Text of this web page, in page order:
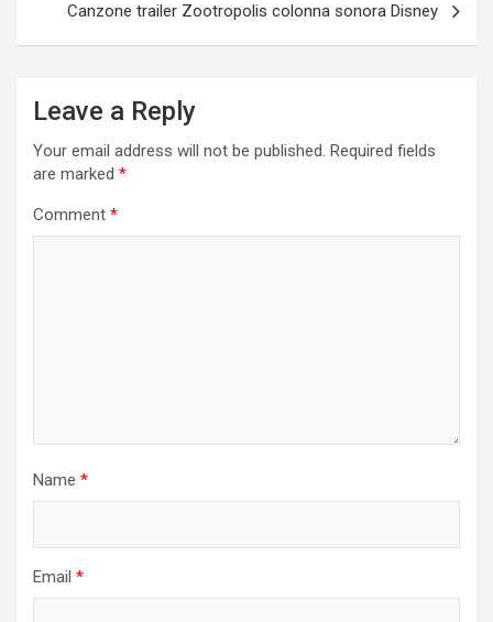
Canzone trailer Zootropolis colonna sonora Disney
Leave a Reply
Your email address will not be published. Required fields
are marked *
Comment *
Name *
Email *